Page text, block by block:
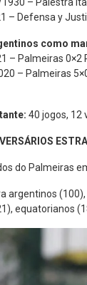
– Defensa y
como
– Palmeiras 0×2
– Palmeiras
40 jogos, 12
do Palmeiras
argentinos
equatorianos